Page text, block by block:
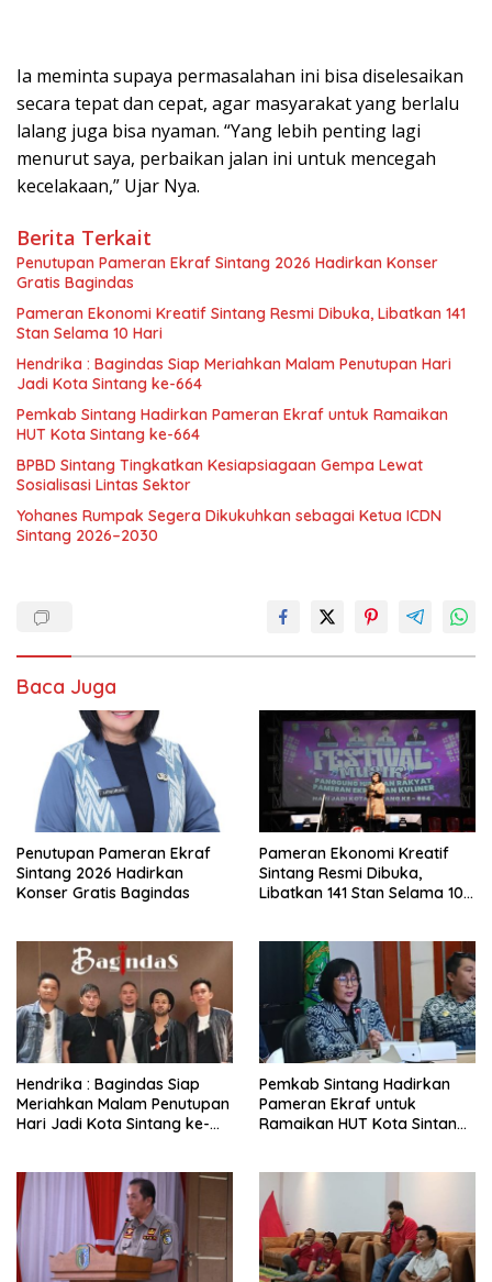
Ia meminta supaya permasalahan ini bisa diselesaikan
secara tepat dan cepat, agar masyarakat yang berlalu
lalang juga bisa nyaman. “Yang lebih penting lagi
menurut saya, perbaikan jalan ini untuk mencegah
kecelakaan,” Ujar Nya.
Berita Terkait
Penutupan Pameran Ekraf Sintang 2026 Hadirkan Konser
Gratis Bagindas
Pameran Ekonomi Kreatif Sintang Resmi Dibuka, Libatkan 141
Stan Selama 10 Hari
Hendrika : Bagindas Siap Meriahkan Malam Penutupan Hari
Jadi Kota Sintang ke-664
Pemkab Sintang Hadirkan Pameran Ekraf untuk Ramaikan
HUT Kota Sintang ke-664
BPBD Sintang Tingkatkan Kesiapsiagaan Gempa Lewat
Sosialisasi Lintas Sektor
Yohanes Rumpak Segera Dikukuhkan sebagai Ketua ICDN
Sintang 2026–2030
Baca Juga
Penutupan Pameran Ekraf
Sintang 2026 Hadirkan
Konser Gratis Bagindas
Pameran Ekonomi Kreatif
Sintang Resmi Dibuka,
Libatkan 141 Stan Selama 10
Hendrika : Bagindas Siap
Meriahkan Malam Penutupan
Hari Jadi Kota Sintang ke-
Pemkab Sintang Hadirkan
Pameran Ekraf untuk
Ramaikan HUT Kota Sintang